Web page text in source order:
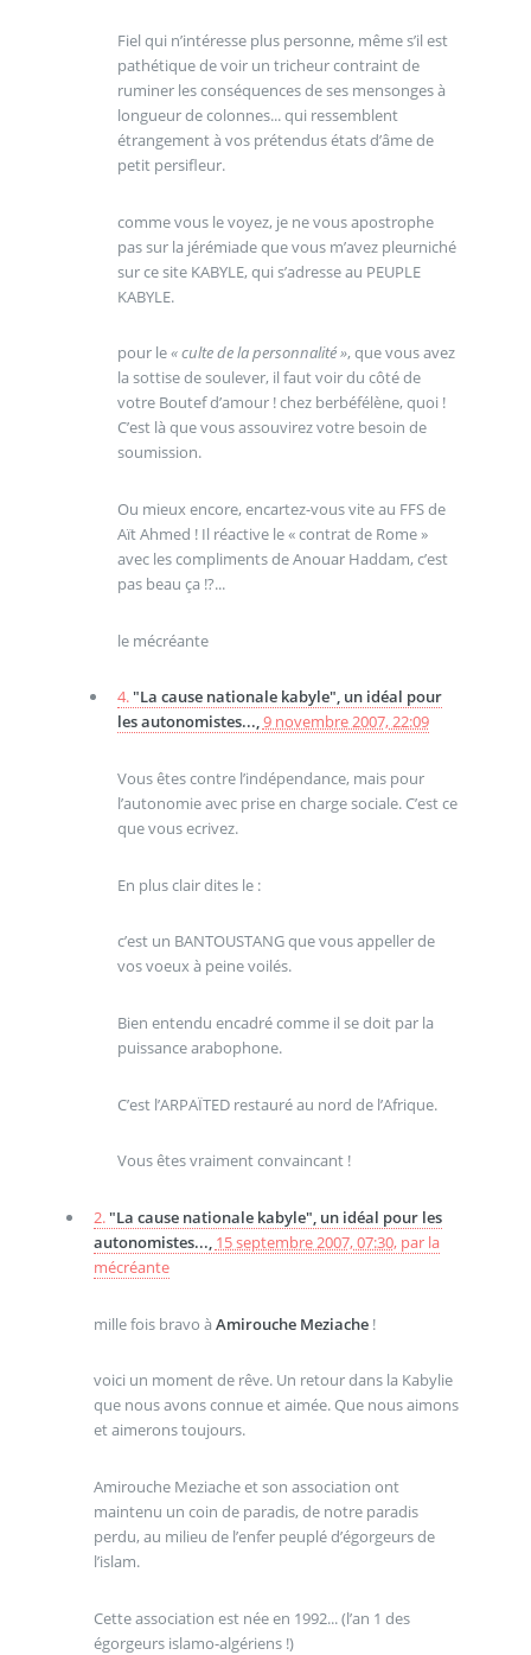
Fiel qui n’intéresse plus personne, même s’il est
pathétique de voir un tricheur contraint de
ruminer les conséquences de ses mensonges à
longueur de colonnes... qui ressemblent
étrangement à vos prétendus états d’âme de
petit persifleur.
comme vous le voyez, je ne vous apostrophe
pas sur la jérémiade que vous m’avez pleurniché
sur ce site KABYLE, qui s’adresse au PEUPLE
KABYLE.
pour le« culte de la personnalité », que vous avez
la sottise de soulever, il faut voir du côté de
votre Boutef d’amour ! chez berbéfélène, quoi !
C’est là que vous assouvirez votre besoin de
soumission.
Ou mieux encore, encartez-vous vite au FFS de
Aït Ahmed ! Il réactive le « contrat de Rome »
avec les compliments de Anouar Haddam, c’est
pas beau ça !?...
le mécréante
4. "La cause nationale kabyle", un idéal pour
les autonomistes...,9 novembre 2007, 22:09
Vous êtes contre l’indépendance, mais pour
l’autonomie avec prise en charge sociale. C’est ce
que vous ecrivez.
En plus clair dites le :
c’est un BANTOUSTANG que vous appeller de
vos voeux à peine voilés.
Bien entendu encadré comme il se doit par la
puissance arabophone.
C’est l’ARPAÏTED restauré au nord de l’Afrique.
Vous êtes vraiment convaincant !
2. "La cause nationale kabyle", un idéal pour les
autonomistes..., 15 septembre 2007, 07:30, par la
mécréante
mille fois bravo à Amirouche Meziache!
voici un moment de rêve. Un retour dans la Kabylie
que nous avons connue et aimée. Que nous aimons
et aimerons toujours.
Amirouche Meziache et son association ont
maintenu un coin de paradis, de notre paradis
perdu, au milieu de l’enfer peuplé d’égorgeurs de
l’islam.
Cette association est née en 1992... (l’an 1 des
égorgeurs islamo-algériens !)